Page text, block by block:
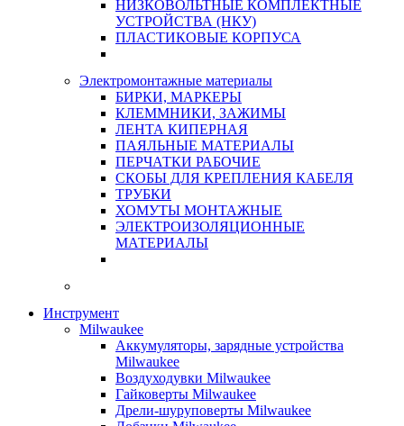
НИЗКОВОЛЬТНЫЕ КОМПЛЕКТНЫЕ
УСТРОЙСТВА (НКУ)
ПЛАСТИКОВЫЕ КОРПУСА
Электромонтажные материалы
БИРКИ, МАРКЕРЫ
КЛЕММНИКИ, ЗАЖИМЫ
ЛЕНТА КИПЕРНАЯ
ПАЯЛЬНЫЕ МАТЕРИАЛЫ
ПЕРЧАТКИ РАБОЧИЕ
СКОБЫ ДЛЯ КРЕПЛЕНИЯ КАБЕЛЯ
ТРУБКИ
ХОМУТЫ МОНТАЖНЫЕ
ЭЛЕКТРОИЗОЛЯЦИОННЫЕ
МАТЕРИАЛЫ
Инструмент
Milwaukee
Аккумуляторы, зарядные устройства
Milwaukee
Воздуходувки Milwaukee
Гайковерты Milwaukee
Дрели-шуруповерты Milwaukee